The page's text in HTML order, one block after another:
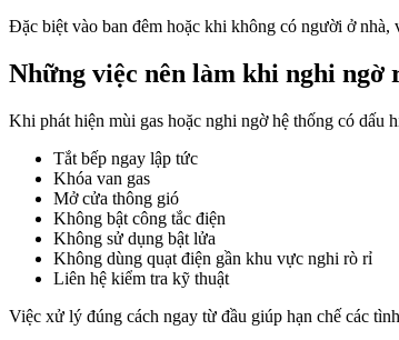
Đặc biệt vào ban đêm hoặc khi không có người ở
Những việc nên làm khi nghi ngờ
Khi phát hiện mùi gas hoặc nghi ngờ hệ thống có dấu
Tắt bếp ngay lập tức
Khóa van gas
Mở cửa thông gió
Không bật công tắc điện
Không sử dụng bật lửa
Không dùng quạt điện gần khu vực nghi rò rỉ
Liên hệ kiểm tra kỹ thuật
Việc xử lý đúng cách ngay từ đầu giúp hạn chế các